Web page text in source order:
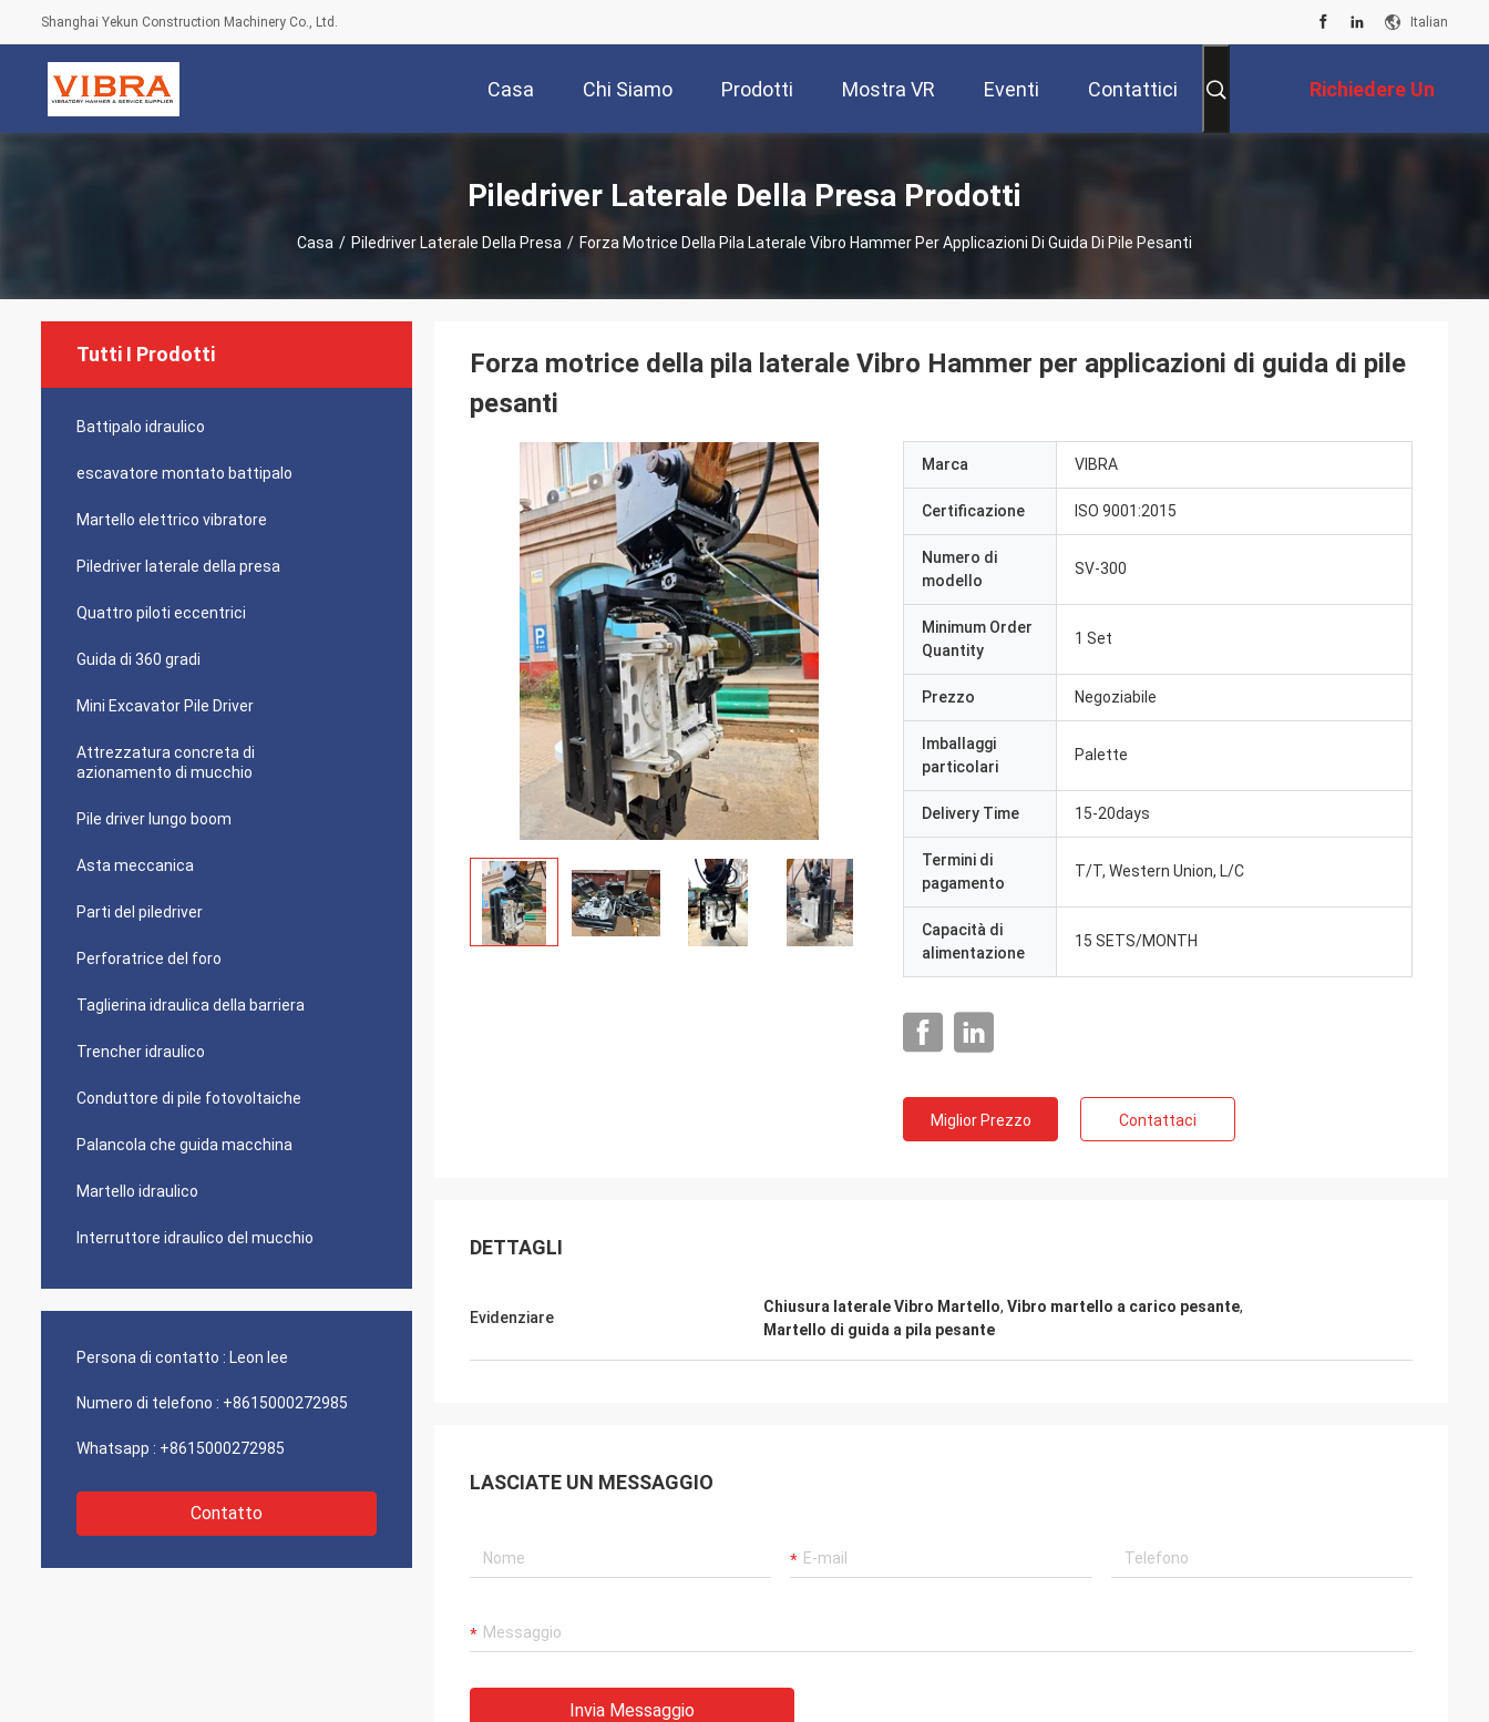
Shanghai Yekun Construction Machinery Co., Ltd. Italian
Casa Chi Siamo Prodotti Mostra VR Eventi Contattici Richiedere Un
Preventivo
Piledriver Laterale Della Presa Prodotti
Casa / Piledriver Laterale Della Presa / Forza Motrice Della Pila Laterale Vibro Hammer Per Applicazioni Di Guida Di Pile Pesanti
Tutti I Prodotti
Battipalo idraulico
escavatore montato battipalo
Martello elettrico vibratore
Piledriver laterale della presa
Quattro piloti eccentrici
Guida di 360 gradi
Mini Excavator Pile Driver
Attrezzatura concreta di
azionamento di mucchio
Pile driver lungo boom
Asta meccanica
Parti del piledriver
Perforatrice del foro
Taglierina idraulica della barriera
Trencher idraulico
Conduttore di pile fotovoltaiche
Palancola che guida macchina
Martello idraulico
Interruttore idraulico del mucchio
Persona di contatto : Leon lee
Numero di telefono : +8615000272985
Whatsapp : +8615000272985
Contatto
Forza motrice della pila laterale Vibro Hammer per applicazioni di guida di pile
pesanti
Marca VIBRA
Certificazione ISO 9001:2015
Numero di
modello
SV-300
Minimum Order
Quantity
1 Set
Prezzo Negoziabile
Imballaggi
particolari
Palette
Delivery Time 15-20days
Termini di
pagamento
T/T, Western Union, L/C
Capacità di
alimentazione
15 SETS/MONTH
Miglior Prezzo Contattaci
DETTAGLI
Evidenziare
Chiusura laterale Vibro Martello, Vibro martello a carico pesante,
Martello di guida a pila pesante
LASCIATE UN MESSAGGIO
Invia Messaggio